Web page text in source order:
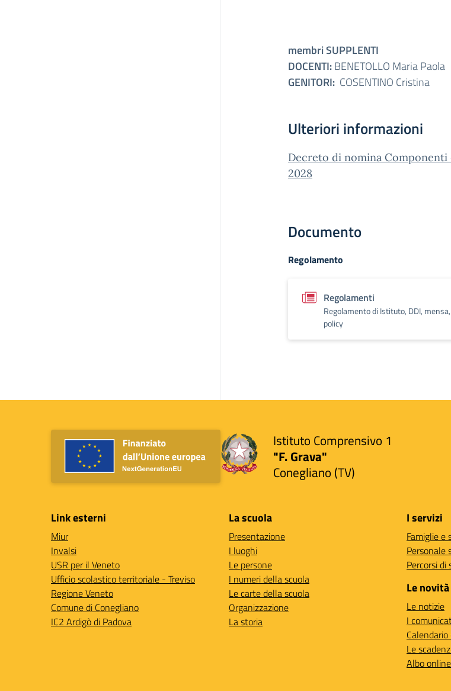
membri SUPPLENTI
DOCENTI:BENETOLLO Maria Paola
GENITORI: COSENTINO Cristina
Ulteriori informazioni
Decreto di nomina Componenti
2028
Documento
Regolamento
Regolamenti
Regolamento di Istituto, DDI,
policy
Istituto Comprensivo 1
"F. Grava"
Conegliano (TV)
Link esterni
Miur
Invalsi
USR per il Veneto
Ufficio scolastico territoriale - Treviso
Regione Veneto
Comune di Conegliano
IC2 Ardigò di Padova
La scuola
Presentazione
I luoghi
Le persone
I numeri della scuola
Le carte della scuola
Organizzazione
La storia
I servizi
Famiglie e
Personale
Percorsi di
Le novità
Le notizie
I
Le
Albo online